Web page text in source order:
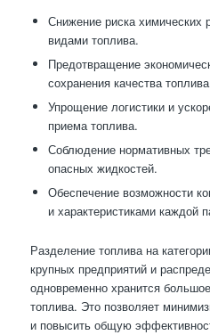
Снижение риска химических
видами топлива.
Предотвращение
сохранения качества
Упрощение логистики и
приема топлива.
Соблюдение нормативных
опасных жидкостей.
Обеспечение возможности
и характеристиками каждой
Разделение топлива на
крупных предприятий и
одновременно хранится
топлива. Это позволяет
и повысить общую